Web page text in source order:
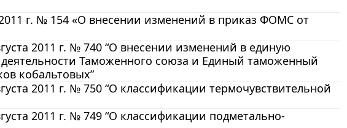
г. № 154 «О внесении изменений в приказ ФОМС от
2011 г. № 740 “О внесении изменений в единую
Таможенного союза и Единый таможенный
кобальтовых”
2011 г. № 750 “О классификации термочувствительной
2011 г. № 749 “О классификации подметально-